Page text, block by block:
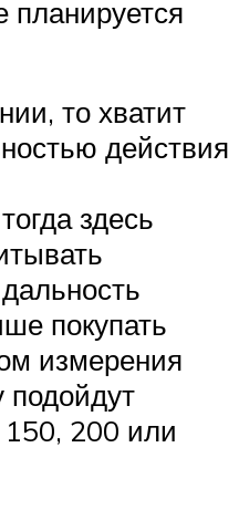
планируется
то хватит
действия
здесь
покупать
измерения
200 или